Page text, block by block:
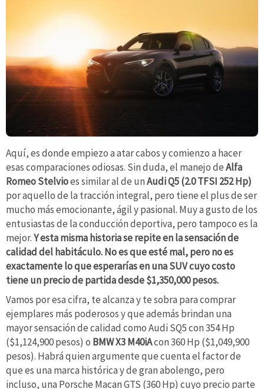
Aquí, es donde empiezo a atar cabos y comienzo a hacer
esas comparaciones odiosas. Sin duda, el manejo deAlfa
Romeo Stelvioes similar al de unAudi Q5 (2.0 TFSI 252 Hp)
por aquello de la tracción integral, pero tiene el plus de ser
mucho más emocionante, ágil y pasional. Muy a gusto de los
entusiastas de la conducción deportiva, pero tampoco es la
mejor.Y esta misma historia se repite en la sensación de
calidad del habitáculo. No es que esté mal, pero no es
exactamente lo que esperarías en una SUV cuyo costo
tiene un precio de partida desde $1,350,000 pesos.
Vamos por esa cifra, te alcanza y te sobra para comprar
ejemplares más poderosos y que además brindan una
mayor sensación de calidad como Audi SQ5 con 354 Hp
($1,124,900 pesos) o BMW X3 M40iAcon 360 Hp ($1,049,900
pesos). Habrá quien argumente que cuenta el factor de
que es una marca histórica y de gran abolengo, pero
incluso, una Porsche Macan GTS (360 Hp) cuyo precio parte